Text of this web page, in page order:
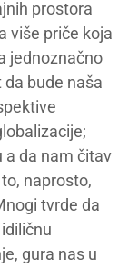
prostora
više priče koja
jednoznačno
bude naša
a da nam čitav
naprosto,
tvrde da
gura nas u